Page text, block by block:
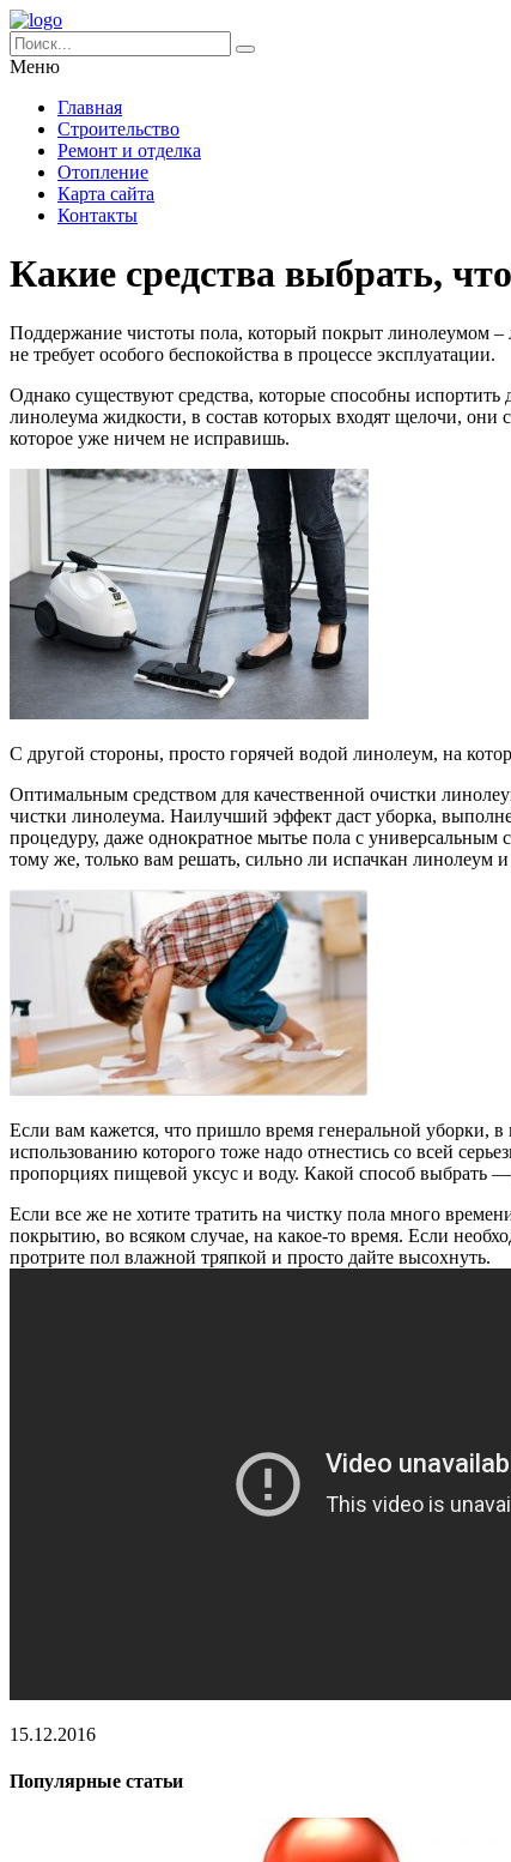
Меню
Главная
Строительство
Ремонт и отделка
Отопление
Карта сайта
Контакты
Какие средства выбрать,
Поддержание чистоты пола, который покрыт линолеумом –
не требует особого беспокойства в процессе эксплуатации.
Однако существуют средства, которые способны
линолеума жидкости, в состав которых входят щелочи,
которое уже ничем не исправишь.
С другой стороны, просто горячей водой линолеум, на
Оптимальным средством для качественной очистки
чистки линолеума. Наилучший эффект даст уборка,
процедуру, даже однократное мытье пола с универсальным
тому же, только вам решать, сильно ли испачкан линолеум
Если вам кажется, что пришло время генеральной уборки,
использованию которого тоже надо отнестись со всей
пропорциях пищевой уксус и воду. Какой способ выбрать
Если все же не хотите тратить на чистку пола много
покрытию, во всяком случае, на какое-то время. Если
протрите пол влажной тряпкой и просто дайте высохнуть.
15.12.2016
Популярные статьи